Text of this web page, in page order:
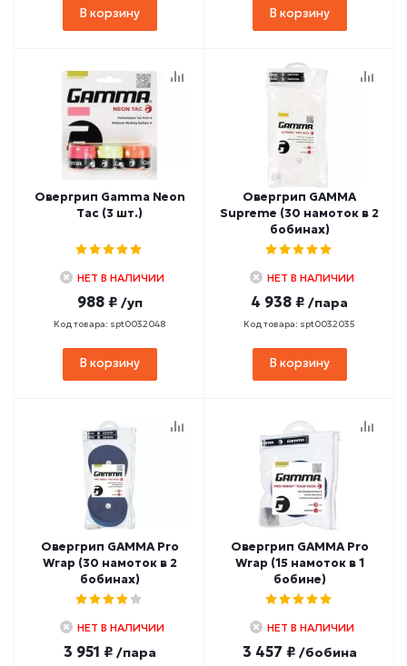
В корзину В корзину
Овергрип Gamma Neon
Tac (3 шт.)
НЕТ В НАЛИЧИИ
988 ₽ /уп
Код товара: spt0032048
В корзину
Овергрип GAMMA
Supreme (30 намоток в 2
бобинах)
НЕТ В НАЛИЧИИ
4 938 ₽ /пара
Код товара: spt0032035
В корзину
Овергрип GAMMA Pro
Wrap (30 намоток в 2
бобинах)
НЕТ В НАЛИЧИИ
3 951 ₽ /пара
Овергрип GAMMA Pro
Wrap (15 намоток в 1
бобине)
НЕТ В НАЛИЧИИ
3 457 ₽ /бобина